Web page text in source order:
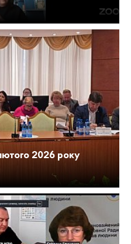
2026 року